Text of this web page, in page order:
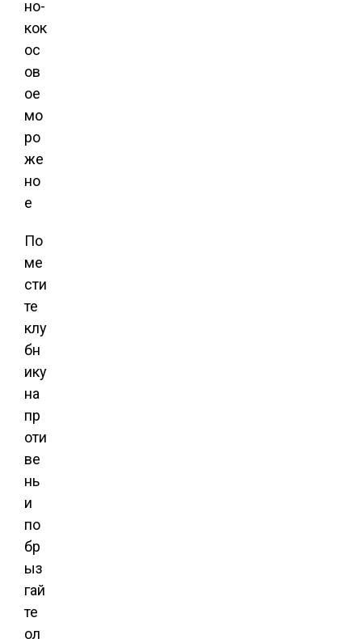
По
ме
сти
те
клу
бн
ику
на
пр
оти
ве
нь
и
по
бр
ыз
гай
те
ол